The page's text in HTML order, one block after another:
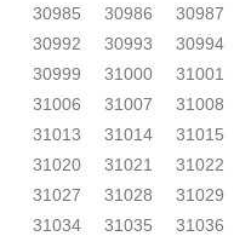
30985
30986 30987
30992
30993 30994
30999
31000 31001
31006
31007 31008
31013
31014 31015
31020
31021 31022
31027
31028 31029
31034
31035 31036